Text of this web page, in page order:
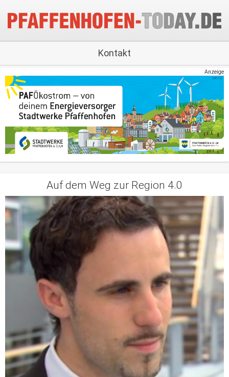
Kontakt
Anzeige
Auf dem Weg zur Region 4.0